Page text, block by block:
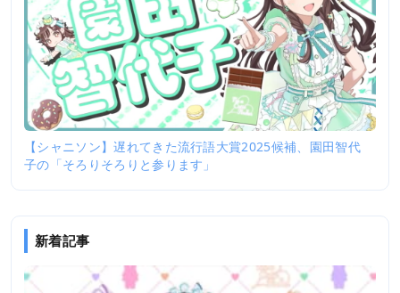
【シャニソン】遅れてきた流行語大賞2025候補、園田智代
子の「そろりそろりと参ります」
新着記事